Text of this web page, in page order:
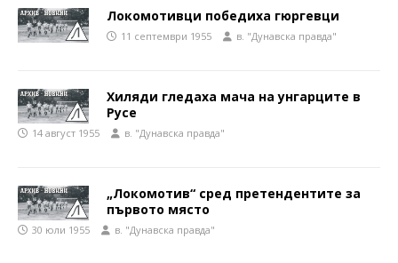
Локомотивци победиха гюргевци
11 септември 1955 в. "Дунавска правда"
Хиляди гледаха мача на унгарците в
Русе
14 август 1955 в. "Дунавска правда"
„Локомотив“ сред претендентите за
първото място
30 юли 1955 в. "Дунавска правда"